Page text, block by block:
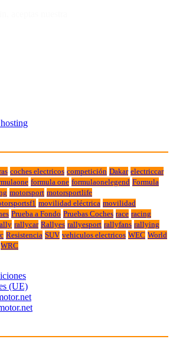
coches electricos competición Dakar electriccar
formula one formulaonelegend Formula
motorsport motorsportlife
movilidad eléctrica movilidad
Prueba a Fondo Pruebas Coches race racing
rallycar Rallyes rallyesport rallyfans rallying
Resistencia SUV vehiculos electricos WEC World
WRC
(UE)